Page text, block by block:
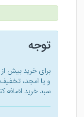
توجه
برای خرید بیش
و یا امجد، تخفیف
سبد خرید اضافه